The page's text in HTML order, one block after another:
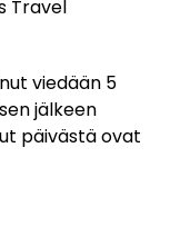
Travel
viedään 5
jälkeen
päivästä ovat